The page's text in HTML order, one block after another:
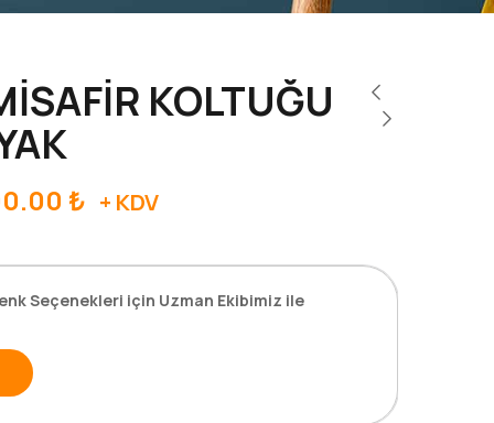
KOLTUĞU
₺ + KDV
Seçenekleri için Uzman Ekibimiz ile